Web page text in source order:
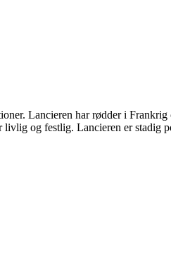
Lancieren har rødder i
og festlig. Lancieren er